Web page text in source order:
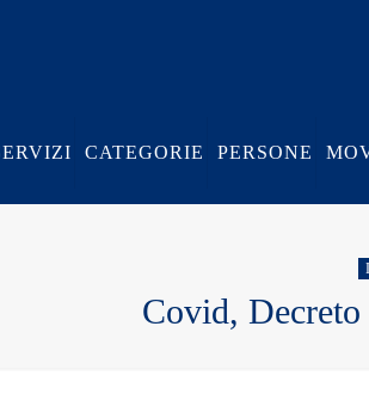
CATEGORIE PERSONE
Covid,